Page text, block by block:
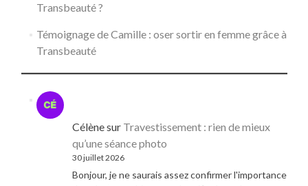
Transbeauté ?
Témoignage de Camille : oser sortir en femme grâce à
Transbeauté
Célènesur Travestissement : rien de mieux
qu’une séance photo
30 juillet 2026
Bonjour, je ne saurais assez confirmer l'importance